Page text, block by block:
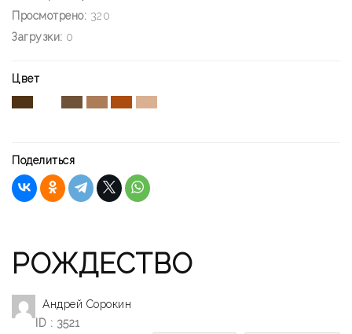
Просмотрено: 320
Загрузки: 0
Цвет
Поделиться
РОЖДЕСТВО
Андрей Сорокин
ID : 3521